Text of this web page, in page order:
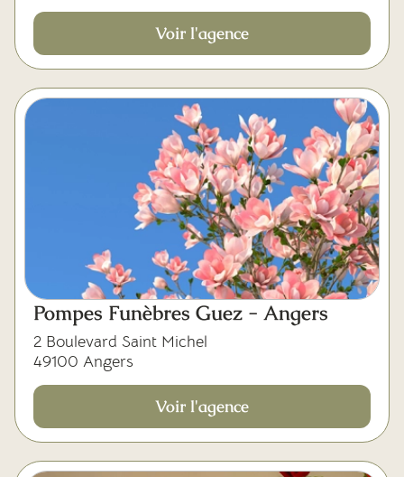
Voir l'agence
Pompes Funèbres Guez - Angers
2 Boulevard Saint Michel
49100 Angers
Voir l'agence